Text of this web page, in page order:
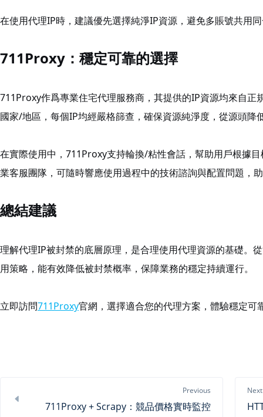
在使用代理IP時，建議優先選擇純淨IP資源，避免多賬號共用
711Proxy：穩定可靠的選擇
711Proxy作爲專業住宅代理服務商，其提供的IP資源均來自正
國家/地區，每個IP均經嚴格篩查，確保資源純淨度，從源頭降
在實際使用中，711Proxy支持輪換/粘性會話，幫助用戶根據
業客服團隊，可隨時響應使用過程中的技術諮詢與配置問題，
總結建議
理解代理IP被封禁的底層原理，是合理使用代理資源的基礎。
用策略，能有效降低被封禁概率，保障業務的穩定持續運行。
立即訪問711Proxy官網，選擇適合您的代理方案，體驗穩定可
Previous
711Proxy + Scrapy：競品價格實時監控
Next